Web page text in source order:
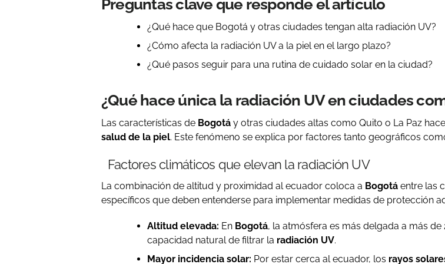
Preguntas clave que responde el artículo
¿Qué hace que Bogotá y otras ciudades tengan alta radiación UV?
¿Cómo afecta la radiación UV a la piel en el largo plazo?
¿Qué pasos seguir para una rutina de cuidado solar en la ciudad?
¿Qué hace única la radiación UV en ciudades
Las características de Bogotá y otras ciudades altas como Quito o La Paz
salud de la piel. Este fenómeno se explica por factores tanto geográficos
Factores climáticos que elevan la radiación UV
La combinación de altitud y proximidad al ecuador coloca a Bogotá entre las
específicos que deben entenderse para implementar medidas de protección
Altitud elevada: En Bogotá, la atmósfera es más delgada a más
capacidad natural de filtrar la radiación UV.
Mayor incidencia solar: Por estar cerca al ecuador, los rayos